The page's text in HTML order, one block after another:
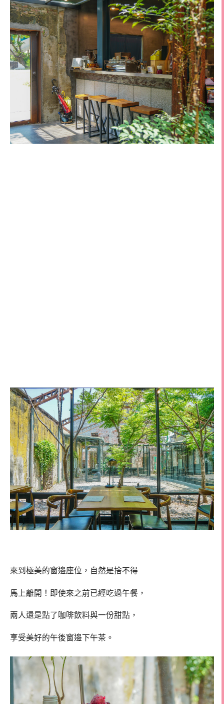
來到極美的窗邊座位，自然是捨不得
馬上離開！即使來之前已經吃過午餐，
兩人還是點了咖啡飲料與一份甜點，
享受美好的午後窗邊下午茶。